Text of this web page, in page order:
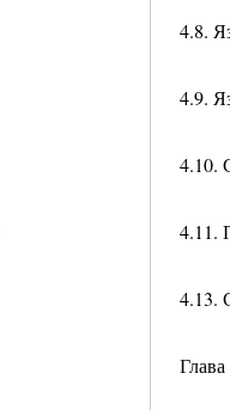
4.8.
4.9.
4.10.
4.11.
4.13.